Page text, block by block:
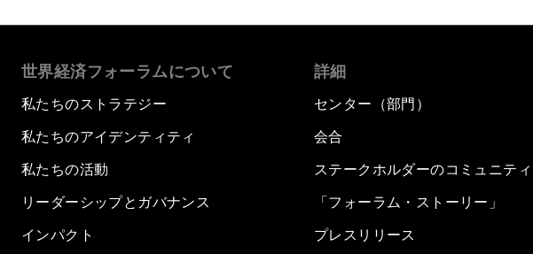
世界経済フォーラムについて
私たちのストラテジー
私たちのアイデンティティ
私たちの活動
リーダーシップとガバナンス
インパクト
詳細
センター（部門）
会合
ステークホルダーのコミュニティ
「フォーラム・ストーリー」
プレスリリース